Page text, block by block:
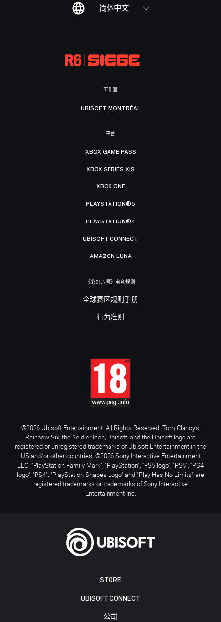
简体中文
STORE
UBISOFT CONNECT
公司
工作室
UBISOFT MONTRÉAL
平台
XBOX GAME PASS
XBOX SERIES X|S
XBOX ONE
PLAYSTATION®5
PLAYSTATION®4
UBISOFT CONNECT
AMAZON LUNA
《彩虹六号》电竞规则
全球赛区规则手册
行为准则
©2026 Ubisoft Entertainment. All Rights Reserved. Tom Clancy’s,
Rainbow Six, the Soldier Icon, Ubisoft, and the Ubisoft logo are
registered or unregistered trademarks of Ubisoft Entertainment in the
US and/or other countries. ©2026 Sony Interactive Entertainment
LLC. "PlayStation Family Mark", "PlayStation", "PS5 logo", "PS5", "PS4
logo", "PS4", "PlayStation Shapes Logo" and "Play Has No Limits" are
registered trademarks or trademarks of Sony Interactive
Entertainment Inc.